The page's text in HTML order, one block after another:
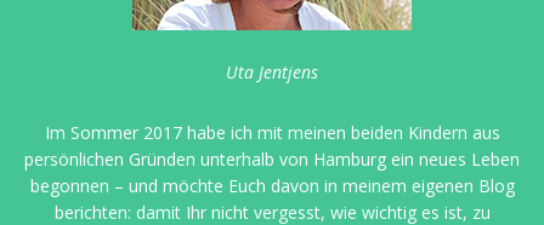
Uta Jentjens
Im Sommer 2017 habe ich mit meinen beiden Kindern aus
persönlichen Gründen unterhalb von Hamburg ein neues Leben
begonnen – und möchte Euch davon in meinem eigenen Blog
berichten: damit Ihr nicht vergesst, wie wichtig es ist, zu